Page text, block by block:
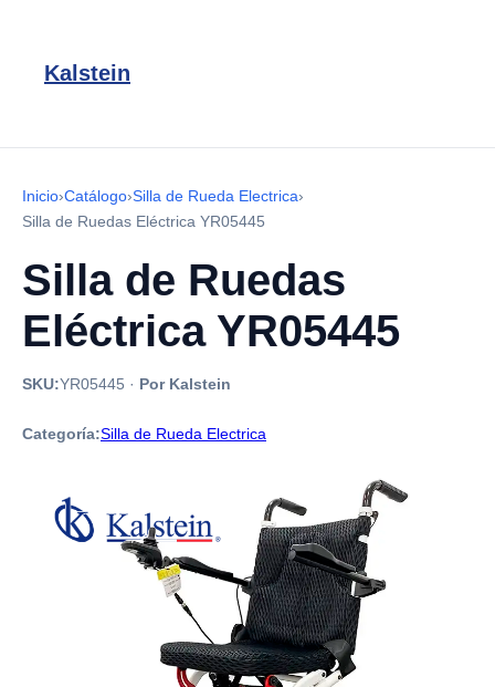
Kalstein
Inicio›Catálogo›Silla de Rueda Electrica›
Silla de Ruedas Eléctrica YR05445
Silla de Ruedas
Eléctrica YR05445
SKU:YR05445 · Por Kalstein
Categoría:Silla de Rueda Electrica